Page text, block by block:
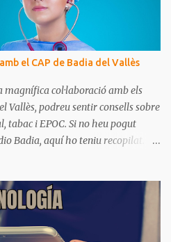
el CAP de Badia del Vallès
magnífica col·laboració amb els
Vallès, podreu sentir consells sobre
i EPOC. Si no heu pogut
Badia, aquí ho teniu recopilat.